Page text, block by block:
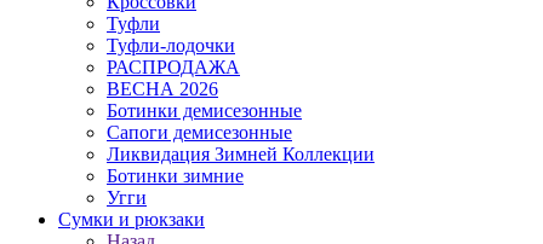
Туфли
Туфли-лодочки
РАСПРОДАЖА
ВЕСНА 2026
Ботинки демисезонные
Сапоги демисезонные
Ликвидация Зимней Коллекции
Ботинки зимние
Угги
Сумки и рюкзаки